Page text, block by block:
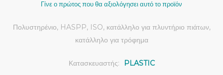
Γίνε ο πρώτος που θα αξιολόγησει αυτό το προϊόν
Πολυστηρένιο, HASPP, ISO, κατάλληλο για πλυντήριο πιάτων,
κατάλληλο για τρόφημα
Κατασκευαστής: PLASTIC